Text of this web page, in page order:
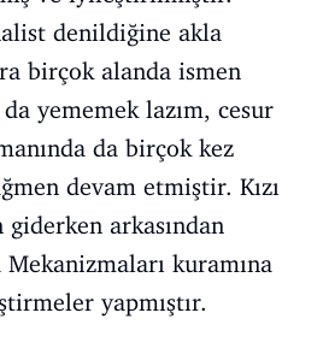
denildiğine akla
birçok alanda ismen
da yememek lazım, cesur
da birçok kez
devam etmiştir. Kızı
arkasından
Mekanizmaları kuramına
yapmıştır.